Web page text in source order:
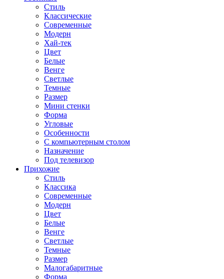
Стиль
Классические
Современные
Модерн
Хай-тек
Цвет
Белые
Венге
Светлые
Темные
Размер
Мини стенки
Форма
Угловые
Особенности
С компьютерным столом
Назначение
Под телевизор
Прихожие
Стиль
Классика
Современные
Модерн
Цвет
Белые
Венге
Светлые
Темные
Размер
Малогабаритные
Форма